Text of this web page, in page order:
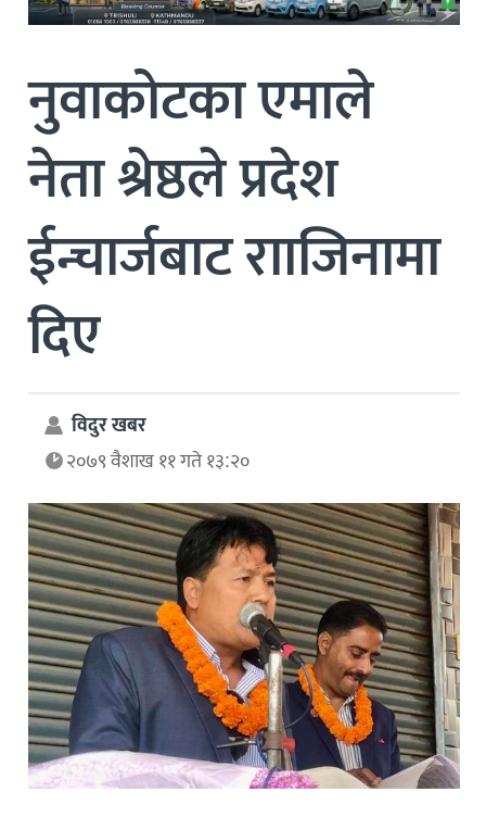
नुवाकोटका एमाले
नेता श्रेष्ठले प्रदेश
ईन्चार्जबाट रााजिनामा
दिए
विदुर खबर
२०७९ वैशाख ११ गते १३:२०